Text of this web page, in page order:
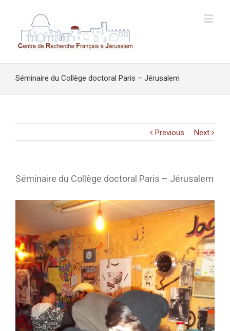
Séminaire du Collège doctoral Paris – Jérusalem
Previous Next
Séminaire du Collège doctoral Paris – Jérusalem